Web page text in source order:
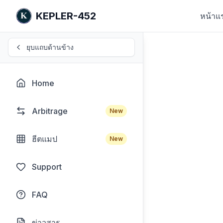
KEPLER-452 หน้าแ
ยุบแถบด้านข้าง
Home
Arbitrage New
ฮีตแมป New
Support
FAQ